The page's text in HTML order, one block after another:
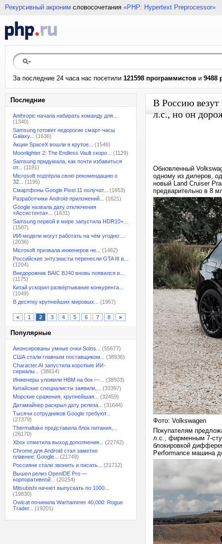
Рекурсивный акроним словосочетания «PHP: Hypertext Preprocessor»
За последние 24 часа нас посетили 121598 программистов и 9488
Последние
Anthropic начала набирать команду для...
(1340)
Samsung готовит недорогие смарт-часы
Galaxy...
(1636)
Акции SpaceX вошли в крутое...
(1546)
Moonlighter 2: The Endless Vault скоро...
(1129)
Samsung придумала, как почти избавиться
от...
(1191)
Microsoft подтёрла свою рекомендацию о
32...
(1195)
Смартфоны Google Pixel 11 получат...
(1653)
Разработчики Android-приложений...
(1621)
Google назвала дату отключения
«Ассистента»...
(1631)
Samsung первой в мире запустила HDR10+...
(1587)
ИИ-модели могут работать на чём угодно:...
(2036)
Microsoft призвала инженеров не...
(1462)
Российские энтузиасты перенесли GTA III в...
(1204)
Внедорожник BAIC BJ40 вновь появился в...
(1175)
Китай ускорил развёртывание конкурента...
(1049)
В десятку крупнейших мировых...
(1957)
< 1 2 3 4 5 6 7 8 >
Популярные
Анонсированы умные очки Solos...
(55677)
США стали главным поставщиком...
(38936)
Character.AI запустила короткие ИИ-
сериалы...
(38614)
Инженеры уложили HBM на бок —...
(38503)
Китайские специалисты заявили,...
(33397)
Морские сражения, крупнейшая...
(32459)
Датамайнер раскрыл дату релиза...
(31644)
Тысячи сотрудников Google требуют...
(27379)
Thermaltake представила блок питания,...
(26170)
Xbox отметила выход дополнения...
(22742)
Chrome для Android стал заметно
плавнее: Google...
(21749)
Россияне стали звонить и писать...
(21712)
Вышел релиз OpenIDE Pro —
корпоративной...
(20254)
Mitsubishi начнёт выпускать по 1000...
(19830)
Owlcat починила Warhammer 40,000: Rogue
Trader...
(19201)
В Россию
л.с., но он
Обновленный
одному из дилеров,
новый Land Cruiser
предварительно в 8
Фото: Volkswagen
Покупателям
л.с., фирменным 7-
блокировкой
Performance машина